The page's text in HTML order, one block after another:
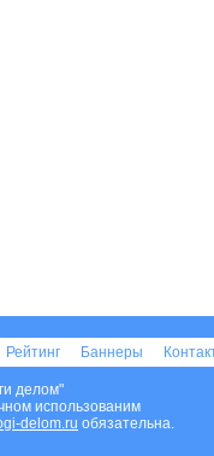
Рейтинг Баннеры
делом"
использованим
delom.ru обязательна.